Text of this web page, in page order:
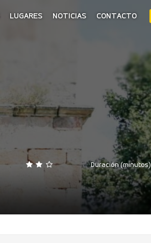
LUGARES NOTICIAS CONTACTO
Duración (minutos)